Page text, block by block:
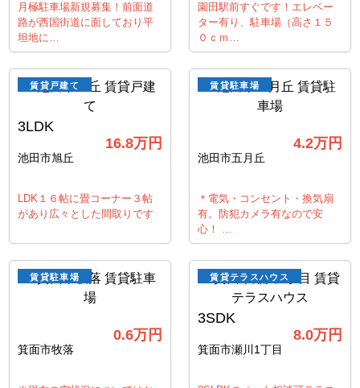
月極駐車場新規募集！前面道
路が西国街道に面しており平
坦地に…
園田駅前すぐです！エレベー
ター有り、駐車場（高さ１５
０ｃｍ…
賃貸戸建て
3LDK
16.8万円
池田市旭丘
LDK１６帖に畳コーナー３帖
があり広々とした間取りです
賃貸駐車場
4.2万円
池田市五月丘
＊電気・コンセント・換気扇
有。防犯カメラ有なので安
心！ …
賃貸駐車場
0.6万円
箕面市牧落
賃貸テラスハウス
3SDK
8.0万円
箕面市瀬川1丁目